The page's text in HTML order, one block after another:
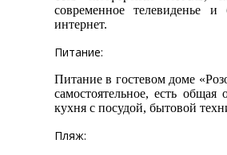
современное телевиденье и
интернет.
Питание:
Питание в гостевом доме
самостоятельное, есть общая
кухня с посудой, бытовой
Пляж: